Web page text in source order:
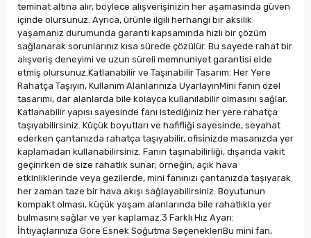
teminat altına alır, böylece alışverişinizin her aşamasında güven
içinde olursunuz. Ayrıca, ürünle ilgili herhangi bir aksilik
yaşamanız durumunda garanti kapsamında hızlı bir çözüm
sağlanarak sorunlarınız kısa sürede çözülür. Bu sayede rahat bir
alışveriş deneyimi ve uzun süreli memnuniyet garantisi elde
etmiş olursunuz.Katlanabilir ve Taşınabilir Tasarım: Her Yere
Rahatça Taşıyın, Kullanım Alanlarınıza UyarlayınMini fanın özel
tasarımı, dar alanlarda bile kolayca kullanılabilir olmasını sağlar.
Katlanabilir yapısı sayesinde fanı istediğiniz her yere rahatça
taşıyabilirsiniz. Küçük boyutları ve hafifliği sayesinde, seyahat
ederken çantanızda rahatça taşıyabilir, ofisinizde masanızda yer
kaplamadan kullanabilirsiniz. Fanın taşınabilirliği, dışarıda vakit
geçirirken de size rahatlık sunar; örneğin, açık hava
etkinliklerinde veya gezilerde, mini fanınızı çantanızda taşıyarak
her zaman taze bir hava akışı sağlayabilirsiniz. Boyutunun
kompakt olması, küçük yaşam alanlarında bile rahatlıkla yer
bulmasını sağlar ve yer kaplamaz.3 Farklı Hız Ayarı:
İhtiyaçlarınıza Göre Esnek Soğutma SeçenekleriBu mini fan,